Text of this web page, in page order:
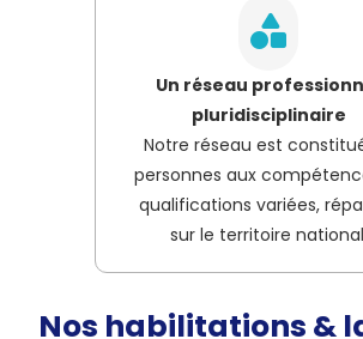
Un réseau
pluridisciplinaire
Notre réseau est
personnes aux
qualifications variées,
sur le territoire
Nos habilitations &